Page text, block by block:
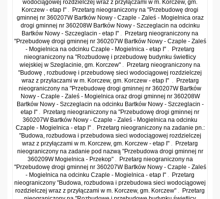
wodociągowej rozdzielczej wraz z przyłączami w m. Korczew, gm.
Korczew - etap I" . Przetarg nieograniczony na "Przebudowę drogi
gminnej nr 360207W Bartków Nowy - Czaple - Zaleś - Mogielnica oraz
drogi gminnej nr 360208W Bartków Nowy - Szczeglacin na odcinku
Bartków Nowy - Szczeglacin - etap I" . Przetarg nieograniczony na
"Przebudowę drogi gminnej nr 360207W Bartków Nowy - Czaple - Zaleś
- Mogielnica na odcinku Czaple - Mogielnica - etap I" . Przetarg
nieograniczony na "Rozbudowę i przebudowę budynku świetlicy
wiejskiej w Szeglacinie, gm. Korczew" . Przetarg nieograniczony na
"Budowę , rozbudowę i przebudowę sieci wodociągowej rozdzielczej
wraz z przyłaczami w m. Korczew, gm. Korczew - etap I" . Przetarg
nieograniczony na "Przebudowę drogi gminnej nr 360207W Bartków
Nowy - Czaple - Zaleś - Mogielnica oraz drogi gminnej nr 360208W
Bartków Nowy - Szczeglacin na odcinku Bartków Nowy - Szczeglacin -
etap I" . Przetarg nieograniczony na "Przebudowę drogi gminnej nr
360207W Bartków Nowy - Czaple - Zaleś - Mogielnica na odcinku
Czaple - Mogielnica - etap I". Przetarg nieograniczony na zadanie pn.:
"Budowa, rozbudowa i przebudowa sieci wodociągowej rozdzielczej
wraz z przyłączami w m. Korczew, gm. Korczew - etap I" . Przetarg
nieograniczony na zadanie pod nazwą "Przebudowa drogi gminnej nr
360209W Mogielnica - Przekop". Przetarg nieograniczony na
"Przebudowę drogi gminnej nr 360207W Bartków Nowy - Czaple - Zaleś
- Mogielnica na odcinku Czaple - Mogielnica - etap I" . Przetarg
nieograniczony "Budowa, rozbudowa i przebudowa sieci wodociągowej
rozdzielczej wraz z przyłączami w m. Korczew, gm. Korczew" . Przetarg